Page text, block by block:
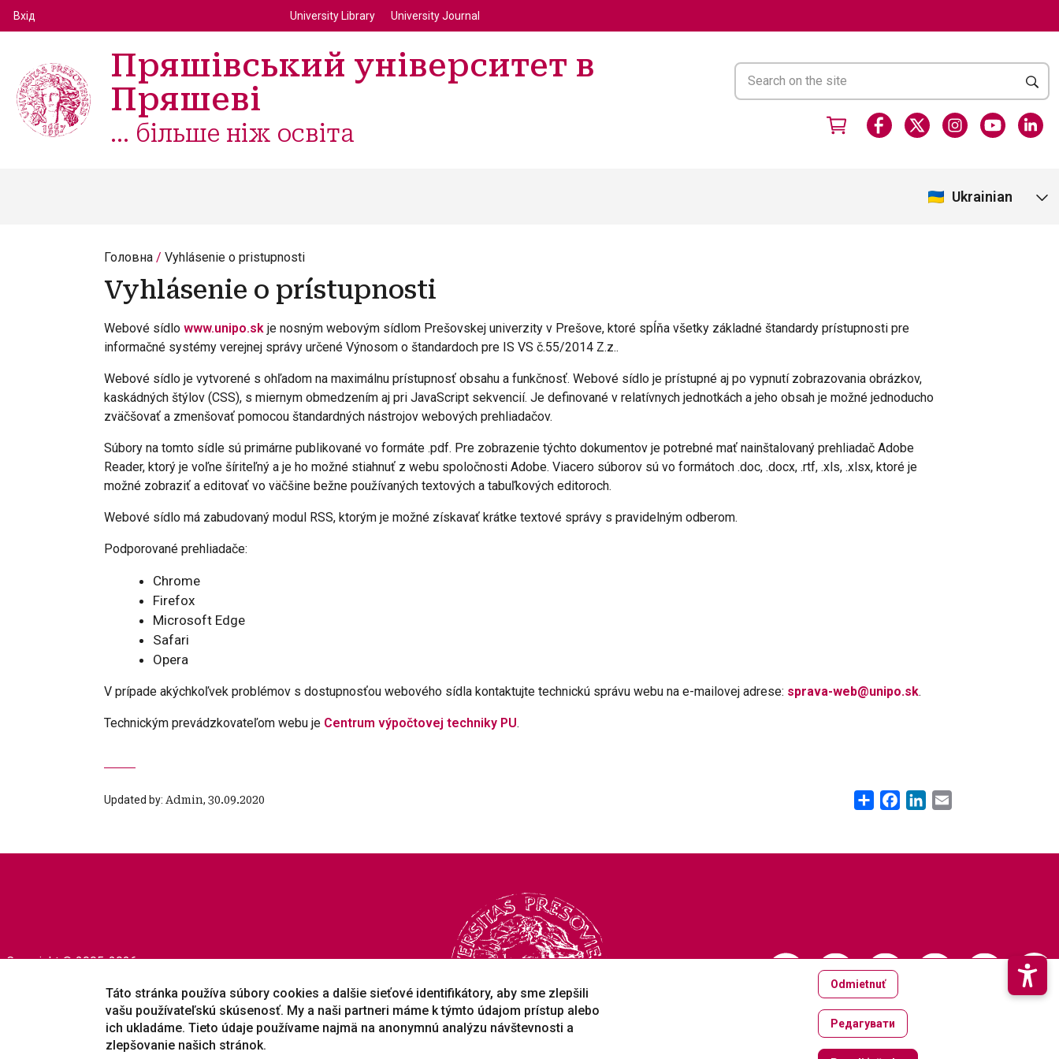
Používateľské menu
Вхід Top menu
University Library University Journal
Пряшівський університет в
Пряшеві
... більше ніж освіта
Ukrainian
Головна Vyhlásenie o pristupnosti
Vyhlásenie o prístupnosti
Webové sídlo www.unipo.sk je nosným webovým sídlom Prešovskej univerzity v Prešove, ktoré spĺňa všetky základné štandardy prístupnosti pre
informačné systémy verejnej správy určené Výnosom o štandardoch pre IS VS č.55/2014 Z.z..
Webové sídlo je vytvorené s ohľadom na maximálnu prístupnosť obsahu a funkčnosť. Webové sídlo je prístupné aj po vypnutí zobrazovania obrázkov,
kaskádných štýlov (CSS), s miernym obmedzením aj pri JavaScript sekvencií. Je definované v relatívnych jednotkách a jeho obsah je možné jednoducho
zväčšovať a zmenšovať pomocou štandardných nástrojov webových prehliadačov.
Súbory na tomto sídle sú primárne publikované vo formáte .pdf. Pre zobrazenie týchto dokumentov je potrebné mať nainštalovaný prehliadač Adobe
Reader, ktorý je voľne šíriteľný a je ho možné stiahnuť z webu spoločnosti Adobe. Viacero súborov sú vo formátoch .doc, .docx, .rtf, .xls, .xlsx, ktoré je
možné zobraziť a editovať vo väčšine bežne používaných textových a tabuľkových editoroch.
Webové sídlo má zabudovaný modul RSS, ktorým je možné získavať krátke textové správy s pravidelným odberom.
Podporované prehliadače:
Chrome
Firefox
Microsoft Edge
Safari
Opera
V prípade akýchkoľvek problémov s dostupnosťou webového sídla kontaktujte technickú správu webu na e-mailovej adrese: sprava-web@unipo.sk.
Technickým prevádzkovateľom webu je Centrum výpočtovej techniky PU.
Updated by: Admin, 30.09.2020 Share FacebookLinkedIn
Copyright © 2005-2026
Táto stránka používa súbory cookies a dalšie sieťové identifikátory, aby sme zlepšili
vašu používateľskú skúsenosť. My a naši partneri máme k týmto údajom prístup alebo
ich ukladáme. Tieto údaje používame najmä na anonymnú analýzu návštevnosti a
zlepšovanie našich stránok.
Odmietnuť
Редагувати